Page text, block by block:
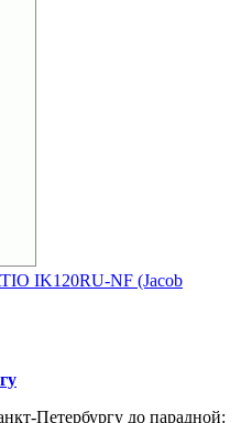
IK120RU-NF (Jacob
Петербургу до парадной: